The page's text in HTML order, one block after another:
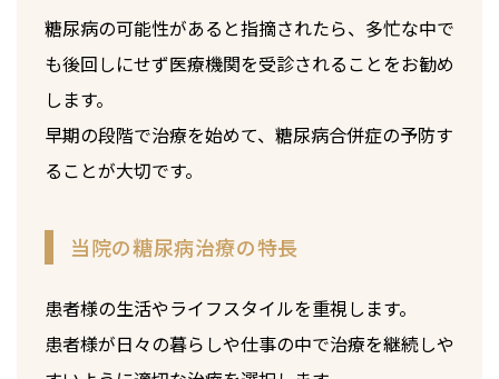
糖尿病の可能性があると指摘されたら、多忙な中で
も後回しにせず医療機関を受診されることをお勧め
します。
早期の段階で治療を始めて、糖尿病合併症の予防す
ることが大切です。
当院の糖尿病治療の特長
患者様の生活やライフスタイルを重視します。
患者様が日々の暮らしや仕事の中で治療を継続しや